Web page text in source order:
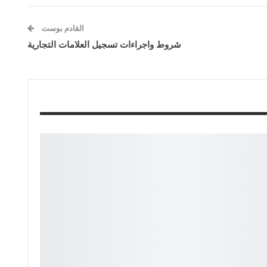
القادم بوست
شروط واجراءات تسجيل العلامات التجارية